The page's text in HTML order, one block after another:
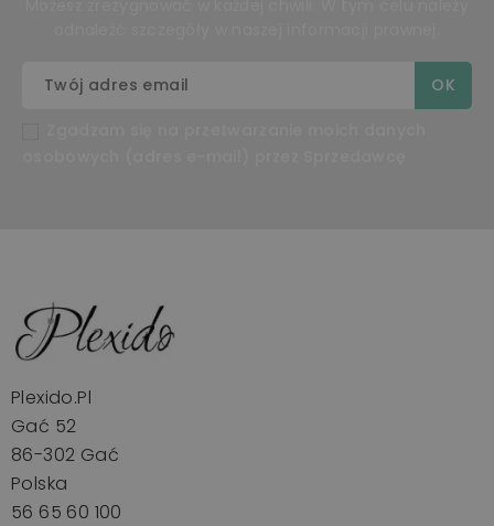
Plexido.pl
Gać 52
86-302 Gać
Polska
56 65 60 100